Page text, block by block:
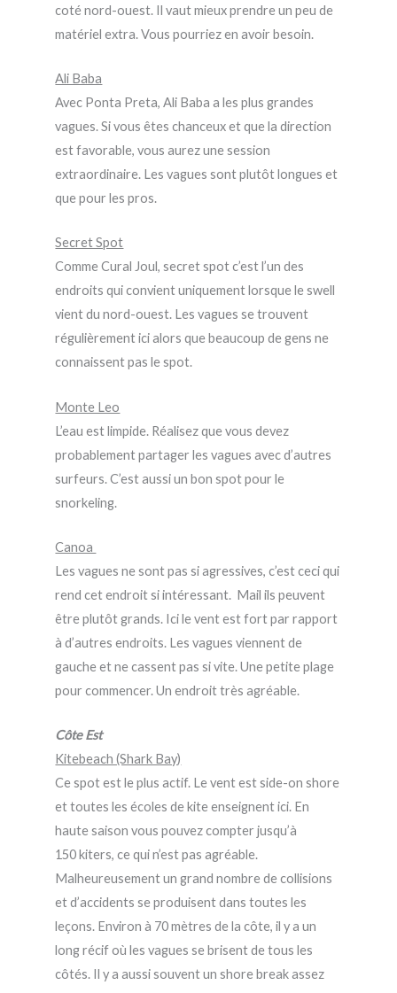
coté nord-ouest. Il vaut mieux prendre un peu de
matériel extra. Vous pourriez en avoir besoin.
Ali Baba
Avec Ponta Preta, Ali Baba a les plus grandes
vagues. Si vous êtes chanceux et que la direction
est favorable, vous aurez une session
extraordinaire. Les vagues sont plutôt longues et
que pour les pros.
Secret Spot
Comme Cural Joul, secret spot c’est l’un des
endroits qui convient uniquement lorsque le swell
vient du nord-ouest. Les vagues se trouvent
régulièrement ici alors que beaucoup de gens ne
connaissent pas le spot.
Monte Leo
L’eau est limpide. Réalisez que vous devez
probablement partager les vagues avec d’autres
surfeurs. C’est aussi un bon spot pour le
snorkeling.
Canoa
Les vagues ne sont pas si agressives, c’est ceci qui
rend cet endroit si intéressant. Mail ils peuvent
être plutôt grands. Ici le vent est fort par rapport
à d’autres endroits. Les vagues viennent de
gauche et ne cassent pas si vite. Une petite plage
pour commencer. Un endroit très agréable.
Côte Est
Kitebeach (Shark Bay)
Ce spot est le plus actif. Le vent est side-on shore
et toutes les écoles de kite enseignent ici. En
haute saison vous pouvez compter jusqu’à
150 kiters, ce qui n’est pas agréable.
Malheureusement un grand nombre de collisions
et d’accidents se produisent dans toutes les
leçons. Environ à 70 mètres de la côte, il y a un
long récif où les vagues se brisent de tous les
côtés. Il y a aussi souvent un shore break assez